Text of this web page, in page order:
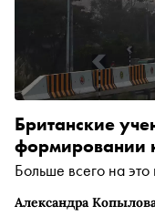
Александра
Британские
формировании
Больше всего на это